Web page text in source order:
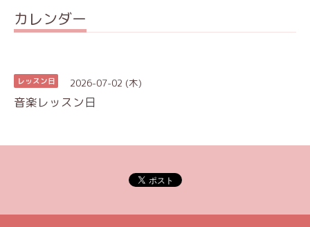
カレンダー
レッスン日 2026-07-02 (木)
音楽レッスン日